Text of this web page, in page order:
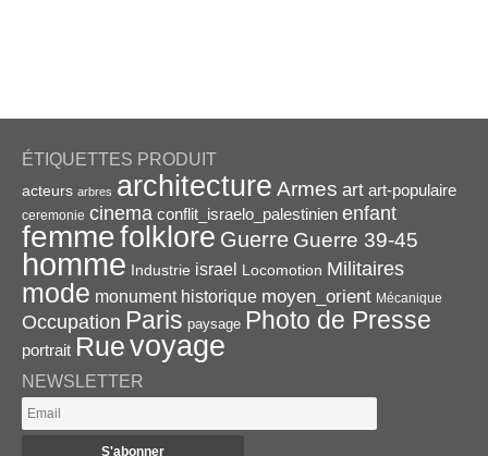
ÉTIQUETTES PRODUIT
acteurs arbres architecture Armes art art-populaire
ceremonie cinema conflit_israelo_palestinien enfant
femmefolklore Guerre Guerre 39-45
homme Industrie israel Locomotion Militaires
mode monument historique moyen_orient Mécanique
Occupation Paris paysage Photo de Presse
portrait Ruevoyage
NEWSLETTER